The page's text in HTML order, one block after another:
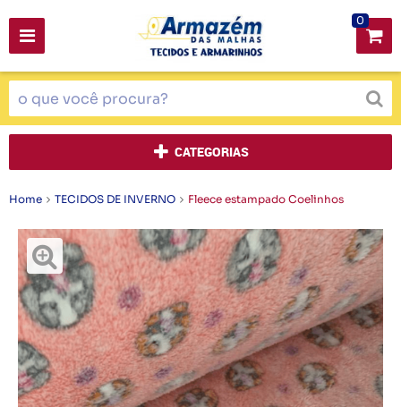
0
CATEGORIAS
Home TECIDOS DE INVERNO Fleece estampado Coelinhos